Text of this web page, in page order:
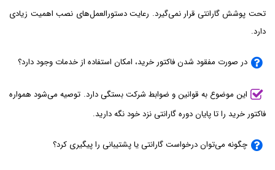
تحت پوشش گارانتی قرار نمی‌گیرد. رعایت دستورالعمل‌های نصب اهمیت زیادی
دارد.
در صورت مفقود شدن فاکتور خرید، امکان استفاده از خدمات وجود دارد؟
این موضوع به قوانین و ضوابط شرکت بستگی دارد. توصیه می‌شود همواره
فاکتور خرید را تا پایان دوره گارانتی نزد خود نگه دارید.
چگونه می‌توان درخواست گارانتی یا پشتیبانی را پیگیری کرد؟